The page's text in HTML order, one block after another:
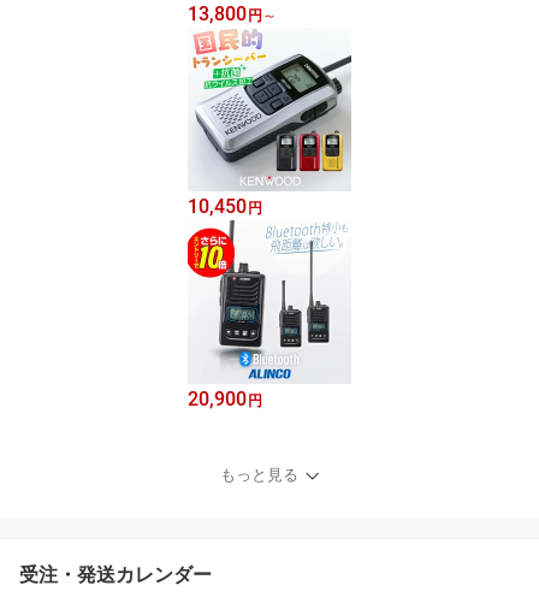
13,800円 ～
10,450円
20,900円
もっと見る
受注・発送カレンダー